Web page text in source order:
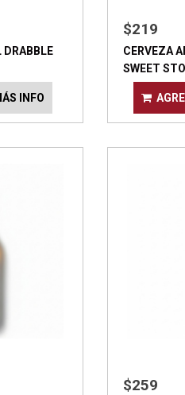
DRABBLE
INFO
$219
CERVEZA
SWEET
$259